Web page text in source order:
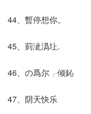
44、暫停想你。
45、菿泚潙圵.
46、の爲尔╭倾鈊
47、阴天快乐